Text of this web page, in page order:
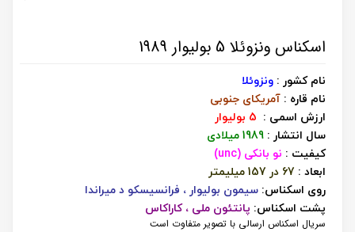
اسکناس ونزوئلا 5 بولیوار 1989
نام کشور : ونزوئلا
نام قاره : آمریکای جنوبی
ارزش اسمی :
سال انتشار : 1989 میلادی
کیفیت : نو بانکی (unc)
ابعاد : 67 در 157 میلیمتر
روی اسکناس: سیمون بولیوار ، فرانسیسکو د میراندا
پشت اسکناس: پانتئون ملی ، کاراکاس
سریال اسکناس ارسالی با تصویر متفاوت است